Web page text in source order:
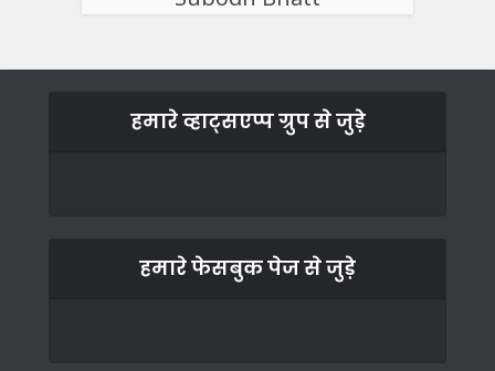
हमारे व्हाट्सएप्प ग्रुप से जुड़े
हमारे फेसबुक पेज से जुड़े